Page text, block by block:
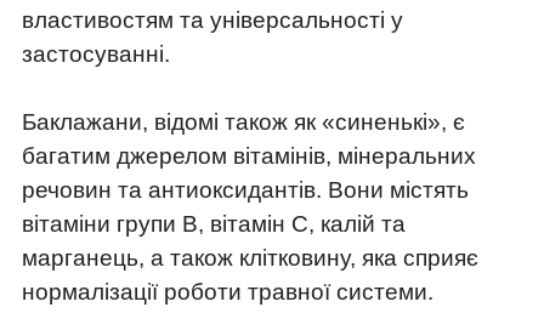
властивостям та універсальності у
застосуванні.
Баклажани, відомі також як «синенькі», є
багатим джерелом вітамінів, мінеральних
речовин та антиоксидантів. Вони містять
вітаміни групи B, вітамін C, калій та
марганець, а також клітковину, яка сприяє
нормалізації роботи травної системи.